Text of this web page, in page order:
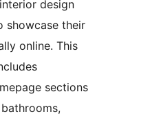
design
showcase their
online. This
sections